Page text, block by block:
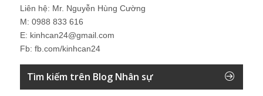
Liên hệ: Mr. Nguyễn Hùng Cường
M: 0988 833 616
E: kinhcan24@gmail.com
Fb: fb.com/kinhcan24
Tìm kiếm trên Blog Nhân sự